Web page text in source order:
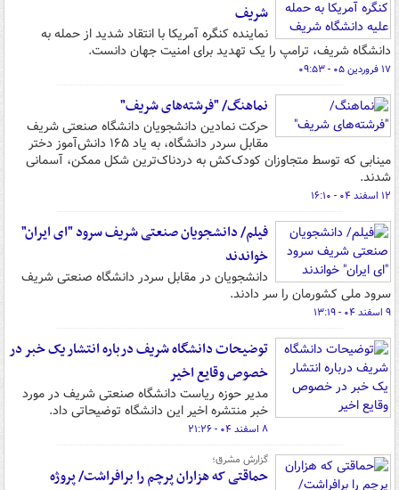
شریف
نماینده کنگره آمریکا با انتقاد شدید از حمله به
دانشگاه شریف، ترامپ را یک تهدید برای امنیت جهان دانست.
۱۷ فروردین ۰۵ - ۰۹:۵۳
نماهنگ/ "فرشته‌های شریف"
حرکت نمادین دانشجویان دانشگاه صنعتی شریف
مقابل سردر دانشگاه، به یاد ۱۶۵ دانش‌آموز دختر
مینابی که توسط متجاوزان کودک‌کش به دردناک‌ترین شکل ممکن، آسمانی
شدند.
۱۲ اسفند ۰۴ - ۱۶:۱۰
فیلم/ دانشجویان صنعتی شریف سرود "ای ایران"
خواندند
دانشجویان در مقابل سردر دانشگاه صنعتی شریف
سرود ملی کشورمان را سر دادند.
۹ اسفند ۰۴ - ۱۳:۱۹
توضیحات دانشگاه شریف درباره انتشار یک خبر در
خصوص وقایع اخیر
مدیر حوزه ریاست دانشگاه صنعتی شریف در مورد
خبر منتشره اخیر این دانشگاه توضیحاتی داد.
۸ اسفند ۰۴ - ۲۱:۲۶
گزارش مشرق؛
حماقتی که هزاران پرچم را برافراشت/ پروژه